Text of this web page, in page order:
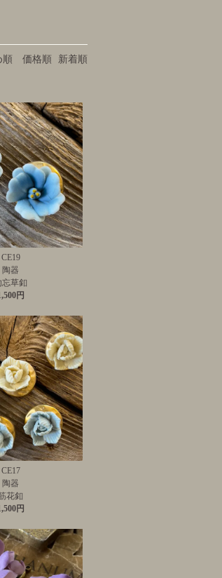
順 価格順 新着順
CE19
陶器
忘草釦
円
CE17
陶器
花釦
円